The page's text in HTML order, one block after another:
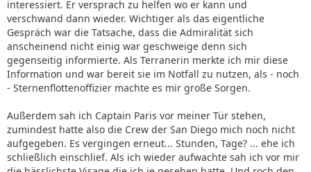
interessiert. Er versprach zu helfen wo er kann und
verschwand dann wieder. Wichtiger als das eigentliche
Gespräch war die Tatsache, dass die Admiralität sich
anscheinend nicht einig war geschweige denn sich
gegenseitig informierte. Als Terranerin merkte ich mir diese
Information und war bereit sie im Notfall zu nutzen, als - noch
- Sternenflottenoffizier machte es mir große Sorgen.
Außerdem sah ich Captain Paris vor meiner Tür stehen,
zumindest hatte also die Crew der San Diego mich noch nicht
aufgegeben. Es vergingen erneut... Stunden, Tage? ... ehe ich
schließlich einschlief. Als ich wieder aufwachte sah ich vor mir